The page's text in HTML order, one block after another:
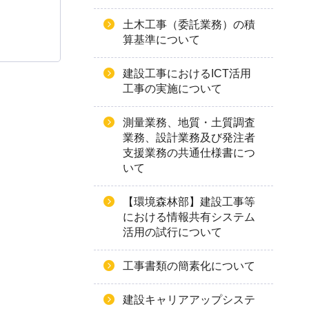
土木工事（委託業務）の積
算基準について
建設工事におけるICT活用
工事の実施について
測量業務、地質・土質調査
業務、設計業務及び発注者
支援業務の共通仕様書につ
いて
【環境森林部】建設工事等
における情報共有システム
活用の試行について
工事書類の簡素化について
建設キャリアアップシステ